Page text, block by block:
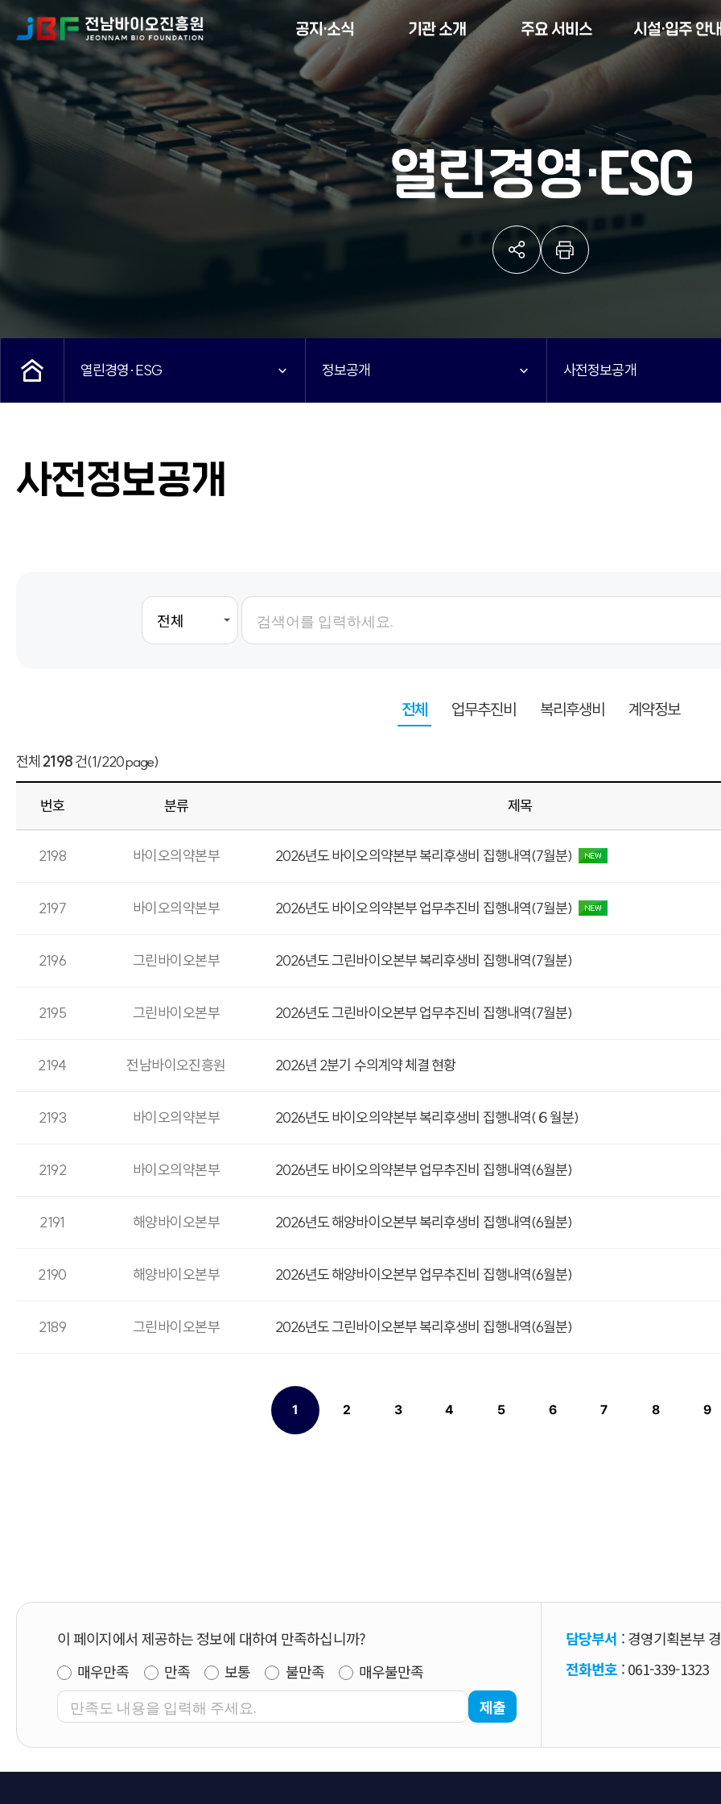
Menu 공지·소식 기관 소개 주요 서비스 시설·입주 안
열린경영·ESG
열린경영·ESG 정보공개 사전정보공개
사전정보공개
전체 업무추진비 복리후생비 계약정보
전체2198건(1/220page)
번호 분류 제목
2198 바이오의약본부 2026년도 바이오의약본부 복리후생비 집행내역(7월분)
2197 바이오의약본부 2026년도 바이오의약본부 업무추진비 집행내역(7월분)
2196 그린바이오본부 2026년도 그린바이오본부 복리후생비 집행내역(7월분)
2195 그린바이오본부 2026년도 그린바이오본부 업무추진비 집행내역(7월분)
2194 전남바이오진흥원 2026년 2분기 수의계약 체결 현황
2193 바이오의약본부 2026년도 바이오의약본부 복리후생비 집행내역(６월분)
2192 바이오의약본부 2026년도 바이오의약본부 업무추진비 집행내역(6월분)
2191 해양바이오본부 2026년도 해양바이오본부 복리후생비 집행내역(6월분)
2190 해양바이오본부 2026년도 해양바이오본부 업무추진비 집행내역(6월분)
2189 그린바이오본부 2026년도 그린바이오본부 복리후생비 집행내역(6월분)
열린
1
페이지
2
페이지
3
페이지
4
페이지
5
페이지
6
페이지
7
페이지
8
페이지
9
페
이 페이지에서 제공하는 정보에 대하여 만족하십니까?
매우만족
만족 보통 불만족
매우불만족
제출
담당부서 : 경영기획본부
전화번호 : 061-339-1323